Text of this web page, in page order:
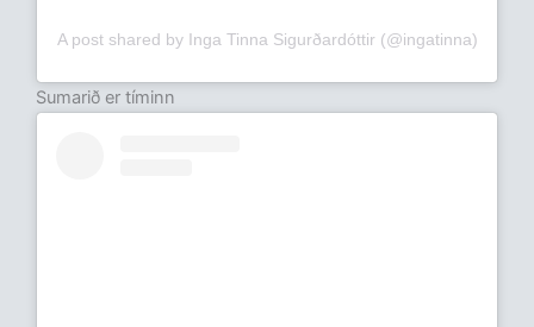
A post shared by Inga Tinna Sigurðardóttir (@ingatinna)
Sumarið er tíminn